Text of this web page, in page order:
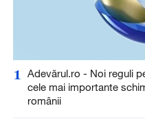
1
Adevărul.ro - Noi reguli
cele mai importante
românii